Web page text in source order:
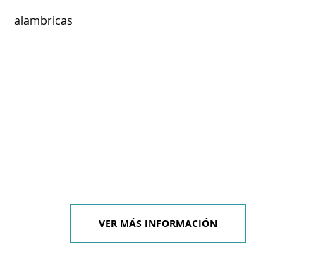
alambricas
VER MÁS INFORMACIÓN